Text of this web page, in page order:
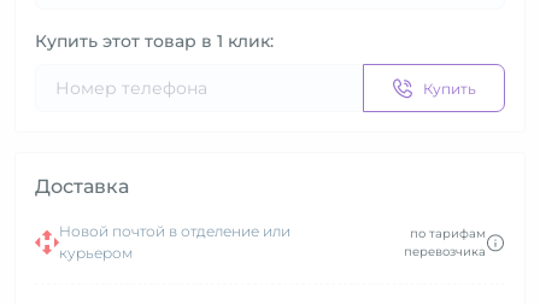
Купить этот товар в 1 клик:
Купить
Доставка
Новой почтой в отделение или
курьером
по тарифам
перевозчика